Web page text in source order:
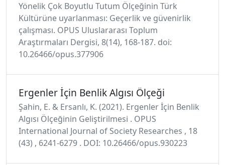
Yönelik Çok Boyutlu Tutum Ölçeğinin Türk
Kültürüne uyarlanması: Geçerlik ve güvenirlik
çalışması. OPUS Uluslararası Toplum
Araştırmaları Dergisi, 8(14), 168-187. doi:
10.26466/opus.377906
Ergenler İçin Benlik Algısı Ölçeği
Şahin, E. & Ersanlı, K. (2021). Ergenler İçin Benlik
Algısı Ölçeğinin Geliştirilmesi . OPUS
International Journal of Society Researches , 18
(43) , 6241-6279 . DOI: 10.26466/opus.930223